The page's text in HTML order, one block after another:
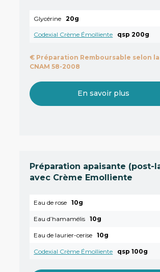
Glycérine 20g
Codexial Crème Émolliente qsp 200g
€ Préparation Remboursable selon
CNAM 58-2008
En savoir plus
Préparation apaisante (post-
avec Crème Emolliente
Eau de rose 10g
Eau d’hamamélis 10g
Eau de laurier-cerise 10g
Codexial Crème Émolliente qsp 100g